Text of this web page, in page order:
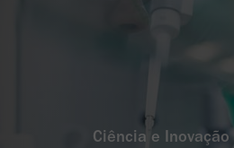
Ciência e Inovação